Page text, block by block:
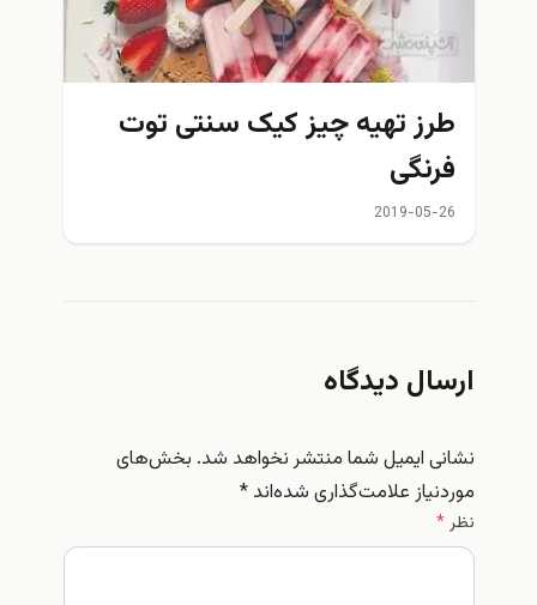
طرز تهیه چیز کیک سنتی توت
فرنگی
2019-05-26
ارسال دیدگاه
نشانی ایمیل شما منتشر نخواهد شد. بخش‌های
موردنیاز علامت‌گذاری شده‌اند*
نظر*